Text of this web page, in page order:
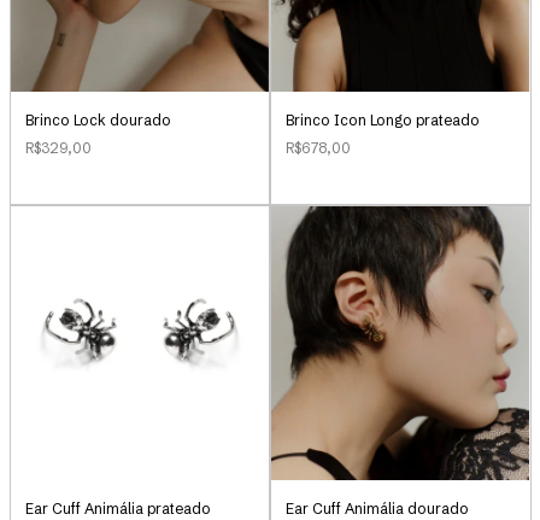
Brinco Lock dourado
R$329,00
Brinco Icon Longo prateado
R$678,00
Ear Cuff Animália prateado
Ear Cuff Animália dourado